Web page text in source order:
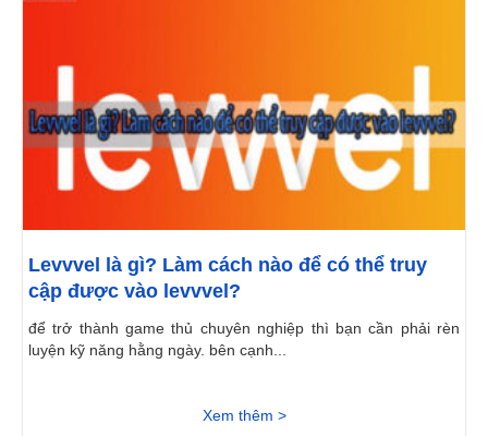
Levvvel là gì? Làm cách nào để có thể truy
cập được vào levvvel?
để trở thành game thủ chuyên nghiệp thì bạn cần phải rèn
luyện kỹ năng hằng ngày. bên cạnh...
Xem thêm >